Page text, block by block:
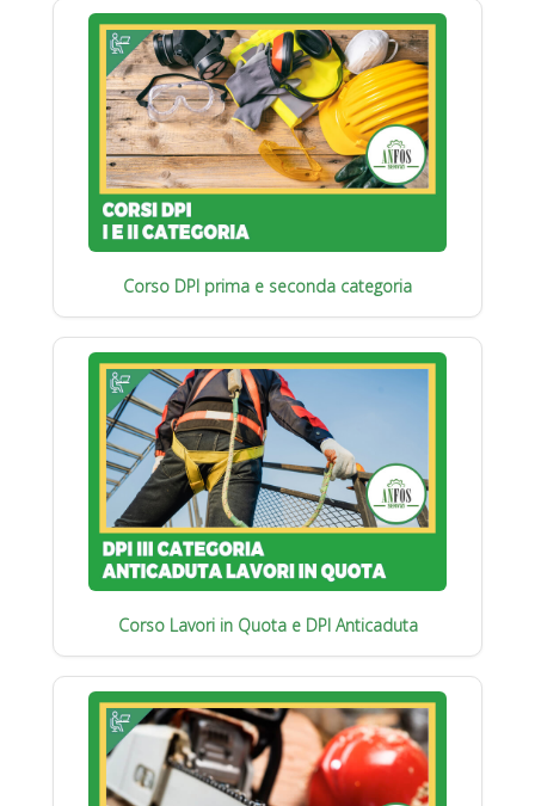
Corso DPI prima e seconda categoria
Corso Lavori in Quota e DPI Anticaduta